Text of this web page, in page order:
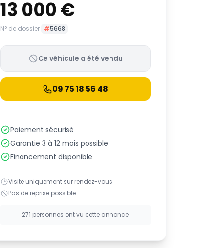
13 000 €
N° de dossier #5668
Ce véhicule a été vendu
09 75 18 56 48
Paiement sécurisé
Garantie 3 à 12 mois possible
Financement disponible
Visite uniquement sur rendez-vous
Pas de reprise possible
271 personnes ont vu cette annonce